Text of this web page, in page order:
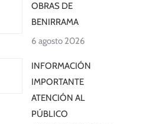
OBRAS DE
BENIRRAMA
6 agosto 2026
INFORMACIÓN
IMPORTANTE
ATENCIÓN AL
PÚBLICO